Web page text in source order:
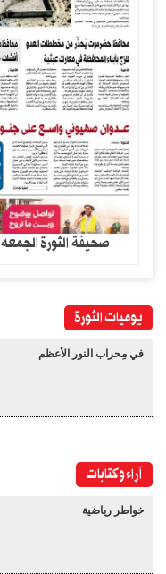
صحيفة الثورة الجمعه 24 صفر 1448- 7 اغسطس 2026
يوميات الثورة
في مِحراب النور الأعظم
آراء وكتابات
خواطر رياضية